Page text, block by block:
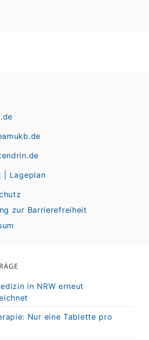
| Lageplan
zur Barrierefreiheit
in NRW erneut
Nur eine Tablette pro